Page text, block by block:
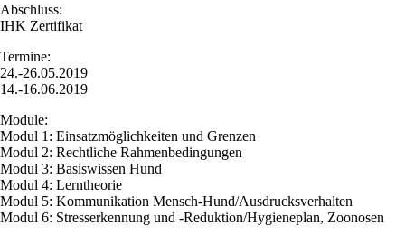
Abschluss:
IHK Zertifikat
Termine:
24.-26.05.2019
14.-16.06.2019
Module:
Modul 1: Einsatzmöglichkeiten und Grenzen
Modul 2: Rechtliche Rahmenbedingungen
Modul 3: Basiswissen Hund
Modul 4: Lerntheorie
Modul 5: Kommunikation Mensch-Hund/Ausdrucksverhalten
Modul 6: Stresserkennung und -Reduktion/Hygieneplan, Zoonosen